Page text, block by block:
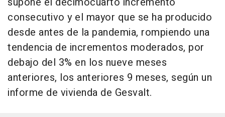
consecutivo y el mayor que se ha producido
desde antes de la pandemia, rompiendo una
tendencia de incrementos moderados, por
debajo del 3% en los nueve meses
anteriores, los anteriores 9 meses, según un
informe de vivienda de Gesvalt.